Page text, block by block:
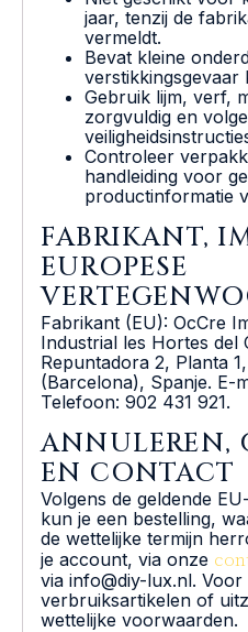
jaar, tenzij de
vermeldt.
Bevat kleine
Gebruik lijm, verf,
zorgvuldig en
Controleer
handleiding voor
productinformatie
FABRIKANT,
EUROPESE
Fabrikant (EU): OcCre
Industrial les Hortes del
Repuntadora 2, Planta
(Barcelona), Spanje. E-
Telefoon: 902 431 921.
ANNULEREN,
EN CONTACT
Volgens de geldende
kun je een bestelling,
de wettelijke termijn
je account, via onze
via info@diy-lux.nl.
verbruiksartikelen of
wettelijke voorwaarden.